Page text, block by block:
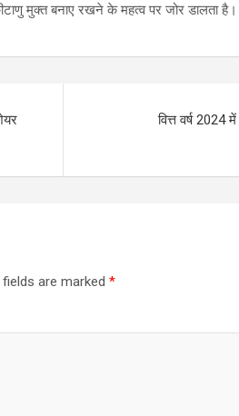
मुक्त बनाए रखने के महत्व पर जोर डालता है।
वित्त वर्ष 2024
fields are marked *